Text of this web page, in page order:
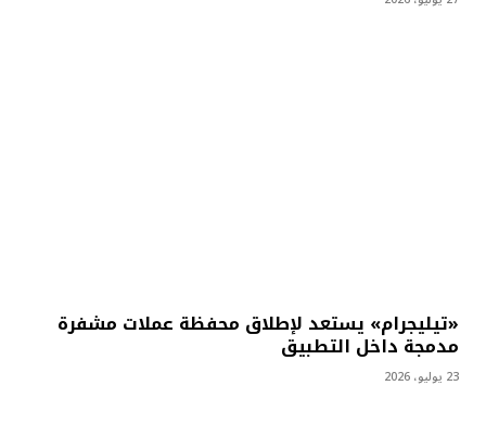
«تيليجرام» يستعد لإطلاق محفظة عملات مشفرة
مدمجة داخل التطبيق
23 يوليو، 2026